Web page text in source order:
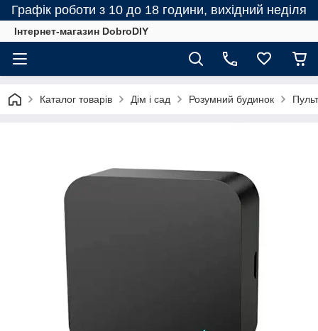
Графік роботи з 10 до 18 години, вихідний неділя
Інтернет-магазин DobroDIY
Каталог товарів Дім і сад Розумний будинок